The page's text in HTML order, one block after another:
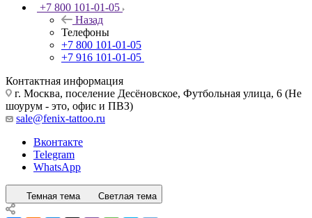
+7 800 101-01-05
Назад
Телефоны
+7 800 101-01-05
+7 916 101-01-05
Контактная информация
г. Москва, поселение Десёновское, Футбольная улица, 6 (Не
шоурум - это, офис и ПВЗ)
sale@fenix-tattoo.ru
Вконтакте
Telegram
WhatsApp
Темная тема Светлая тема